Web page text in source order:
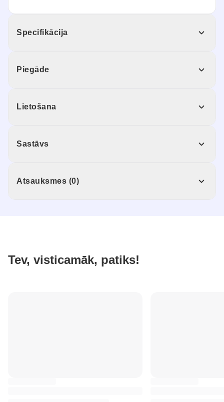
Specifikācija
Piegāde
Lietošana
Sastāvs
Atsauksmes (0)
Tev, visticamāk, patiks!